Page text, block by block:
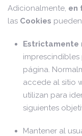
Adicionalmente, en
las Cookies
Estrictamente
página.
accede al sitio
utilizan para
siguientes
Mantener al